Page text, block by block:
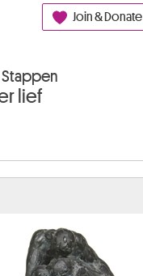
Join & Donate
Stappen
lief